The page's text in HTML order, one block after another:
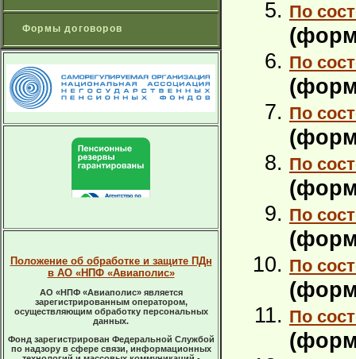
Формы договоров
Положение об обработке и защите ПДн
в АО «НПФ «Авиаполис»
АО «НПФ «Авиаполис» является
зарегистрированным оператором,
осуществляющим обработку персональных
данных.
Фонд зарегистрирован Федеральной Службой
по надзору в сфере связи, информационных
По
По
По
По
По
По
По